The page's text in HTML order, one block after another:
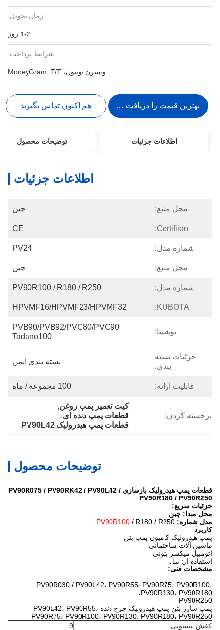
زمان تحویل:
1-2 روز
شرایط پرداخت:
وسترن یونیون، MoneyGram, T/T
بهترین قیمت را دریافت کنید هم اکنون تماس بگیرید
اطلاعات جزئیات توضیحات محصول
اطلاعات جزئیات
محل منبع: چين
Certifiion:
CE
شماره مدل: PV24
محل منبع: چین
شماره مدل: PV90R100 / R180 / R250
KUBOTA:
HPVMF16/HPVMF23/HPVMF32
توشیبا:
PVB90/PVB92/PVC80/PVC90
Tadano100
جزئیات بسته
بندی:
بسته بندی ایمن
قابلیت ارائه: 100 مجموعه / ماه
برجسته کردن:
کیت تعمیر پمپ روغن,
قطعات پمپ دنده ای,
قطعات پمپ هیدرولیک PV90L42
توضیحات محصول
قطعات پمپ هیدرولیک بازسازی PV90R075 / PV90RK42 / PV90L42 /
PV90R180 / PV90R250
جزئیات سریع:
محل مبدا: چین
مدل شماره:
PV90R100 / R180 / R250
کاربرد
پمپ هیدرولیک کامیون پمپ بتن
ماشین آلات ساختمانی
اتومبیل میکسر بتونی
استفاده از: بیل
مشخصات فنی:
PV90R030 / PV90L42، PV90R55، PV90R75، PV90R100،
PV90R130، PV90R180،
PV90R250
پمپ شارژ بتن پمپهیدرولیک چرخ دندهPV90L42، PV90R55،
PV90R75، PV90R100، PV90R130، PV90R180، PV90R250
کفش پیستونی